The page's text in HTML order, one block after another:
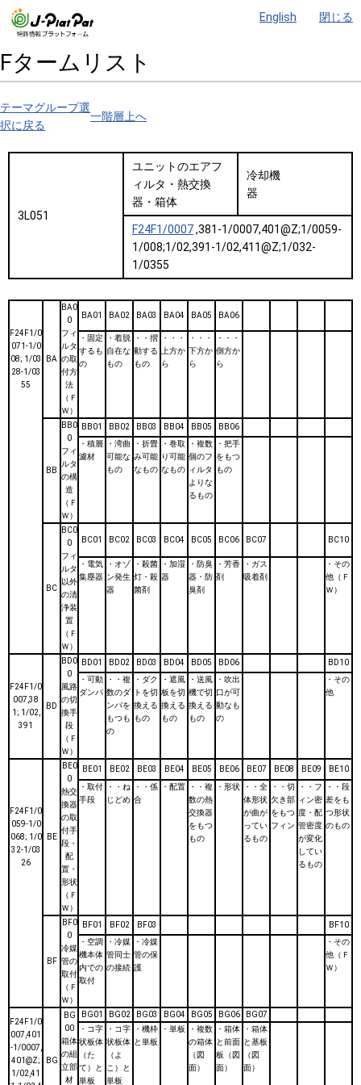
English 閉じる
Fタームリスト
テーマグループ選
択に戻る
一階層上へ
3L051
ユニットのエアフ
ィルタ・熱交換
器・箱体
冷却機
器
F24F1/0007,381-1/0007,401@Z;1/0059-
1/008;1/02,391-1/02,411@Z;1/032-
1/0355
F24F1/0
071-1/0
08; 1/03
28-1/03
55
BA
BA0
0
フィ
ルタ
の取
付方
法
（Ｆ
Ｗ）
BA01 BA02 BA03 BA04 BA05 BA06
・固定
するも
の
・着脱
自在な
もの
・・摺
動する
もの
・・・
上方か
ら
・・・
下方か
ら
・・・
側方か
ら
BB
BB0
0
フィ
ルタ
の構
造
（Ｆ
Ｗ）
BB01 BB02 BB03 BB04 BB05
BB06
・積層
濾材
・湾曲
可能な
もの
・折畳
み可能
なもの
・巻取
り可能
なもの
・複数
個のフ
ィルタ
よりな
るもの
・把手
をもつ
もの
BC
BC0
0
フィ
ルタ
以外
の清
浄装
置
（Ｆ
Ｗ）
BC01 BC02 BC03 BC04 BC05 BC06 BC07 BC10
・電気
集塵器
・オゾ
ン発生
器
・殺菌
灯・殺
菌剤
・加湿
器
・防臭
器・防
臭剤
・芳香
剤
・ガス
吸着剤
・その
他（Ｆ
Ｗ）
F24F1/0
007,38
1; 1/02,
391
BD
BD0
0
風路
の切
換手
段
（Ｆ
Ｗ）
BD01 BD02 BD03 BD04 BD05 BD06
BD10
・可動
ダンパ
・・複
数のダ
ンパを
もつも
の
・ダク
トを切
換える
もの
・遮風
板を切
換える
もの
・送風
機で切
換える
もの
・吹出
口が可
動なも
の
・その
他
F24F1/0
059-1/0
068; 1/0
32-1/03
26
BE
BE0
0
熱交
換器
の取
付手
段・
配
置・
形状
（Ｆ
Ｗ）
BE01 BE02 BE03 BE04 BE05 BE06 BE07 BE08 BE09
BE10
・取付
手段
・・ね
じどめ
・・係
合
・配置
・・複
数の熱
交換器
をもつ
もの
・形状
・・全
体形状
が曲が
ってい
るもの
・・切
欠き部
をもつ
フィン
・・フ
ィン密
度・配
管密度
が変化
してい
るもの
・・段
差をも
つ形状
のもの
BF
BF0
0
冷媒
管の
取付
（Ｆ
Ｗ）
BF01 BF02 BF03
BF10
・空調
機本体
内での
取付
・冷媒
管同士
の接続
・冷媒
管の保
護
・その
他（Ｆ
Ｗ）
F24F1/0
007,401
-1/0007,
401@Z;
1/02,41
BG
BG
00
箱体
の組
立部
材
BG01 BG02 BG03 BG04 BG05 BG06
BG07
・コ字
状板体
（た
て）と
単板
・コ字
状板体
（よ
こ）と
単板
・機枠
と単板
・単板
・複数
の箱体
（図
面）
・箱体
と前面
板（図
面）
・箱体
と基板
（図
面）